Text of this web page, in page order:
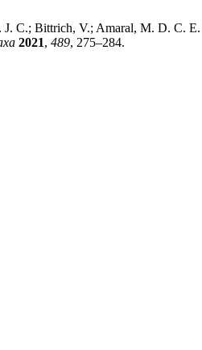
C.; Bittrich, V.; Amaral, M. D. C.
2021, 489, 275–284.